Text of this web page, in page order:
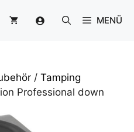
MENÜ
/ Tamping
Professional down